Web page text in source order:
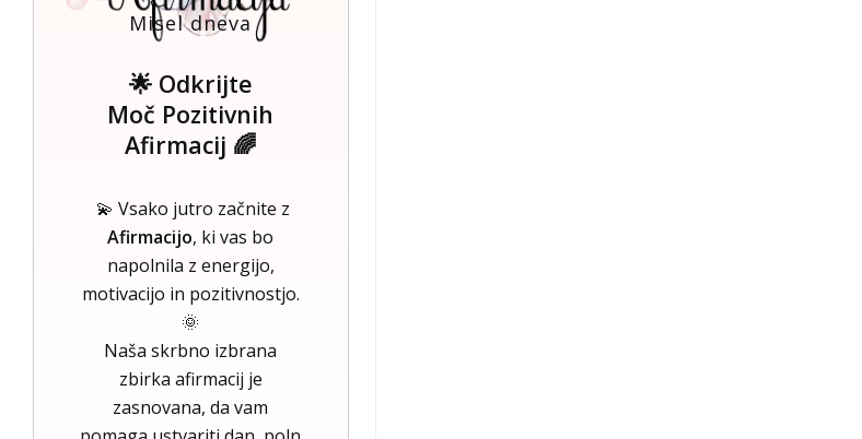
Misel dneva
🌟 Odkrijte
Moč Pozitivnih
Afirmacij 🌈
💫 Vsako jutro začnite z
Afirmacijo, ki vas bo
napolnila z energijo,
motivacijo in pozitivnostjo.
🌞
Naša skrbno izbrana
zbirka afirmacij je
zasnovana, da vam